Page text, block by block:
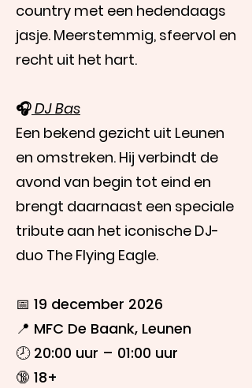
country met een hedendaags
jasje. Meerstemmig, sfeervol en
recht uit het hart.
🎧DJ Bas
Een bekend gezicht uit Leunen
en omstreken. Hij verbindt de
avond van begin tot eind en
brengt daarnaast een speciale
tribute aan het iconische DJ-
duo The Flying Eagle.
📅 19 december 2026
📍 MFC De Baank, Leunen
🕗 20:00 uur – 01:00 uur
🔞 18+